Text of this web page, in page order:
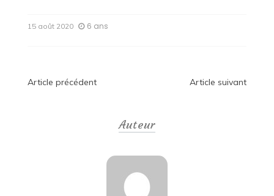
15 août 2020 6 ans
Navigation
Article précédent Article suivant
Auteur